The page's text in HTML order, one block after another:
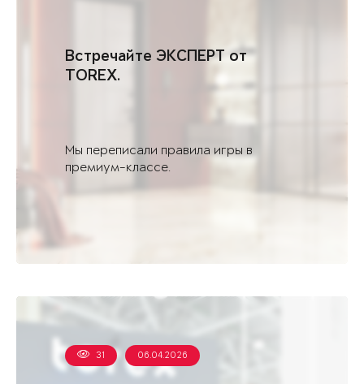
Встречайте ЭКСПЕРТ от
TOREX.
Мы переписали правила игры в
премиум-классе.
31 06.04.2026